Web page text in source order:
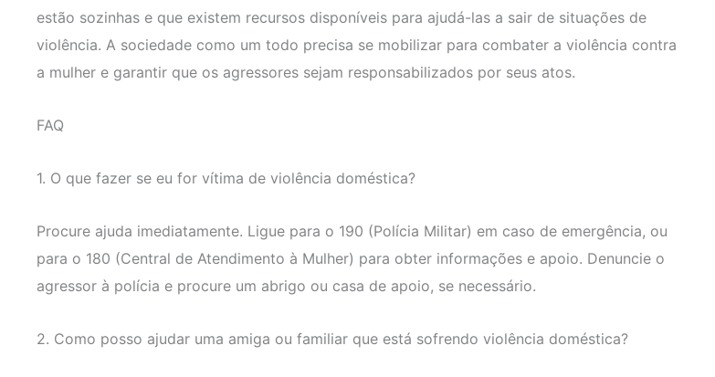
estão sozinhas e que existem recursos disponíveis para ajudá-las a sair de situações de
violência. A sociedade como um todo precisa se mobilizar para combater a violência contra
a mulher e garantir que os agressores sejam responsabilizados por seus atos.
FAQ
1. O que fazer se eu for vítima de violência doméstica?
Procure ajuda imediatamente. Ligue para o 190 (Polícia Militar) em caso de emergência, ou
para o 180 (Central de Atendimento à Mulher) para obter informações e apoio. Denuncie o
agressor à polícia e procure um abrigo ou casa de apoio, se necessário.
2. Como posso ajudar uma amiga ou familiar que está sofrendo violência doméstica?